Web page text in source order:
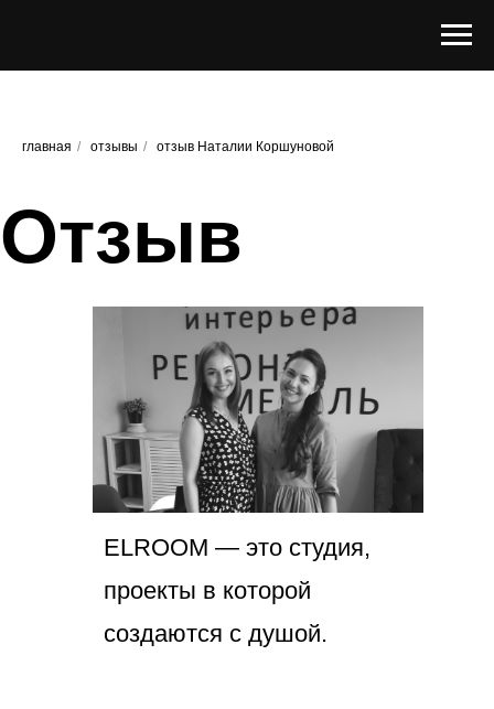
главная / отзывы / отзыв Наталии Коршуновой
ELROOM — это cтудия,
проекты в которой
создаются с душой.
Отзыв